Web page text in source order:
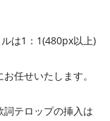
は1：1(480px以上)
任せいたします。
テロップの挿入は